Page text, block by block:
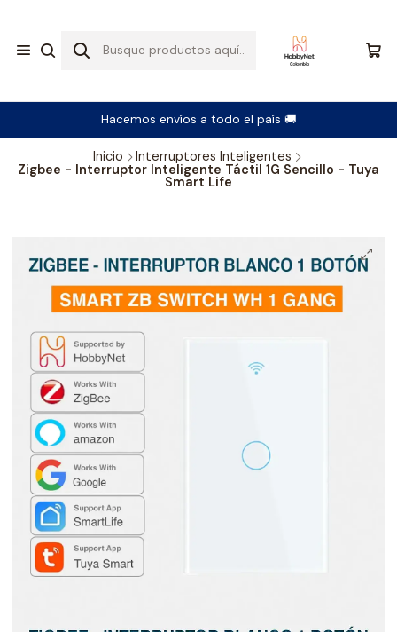
Hacemos envíos a todo el país 🚚
Inicio
Interruptores Inteligentes
Zigbee - Interruptor Inteligente Táctil 1G Sencillo - Tuya
Smart Life